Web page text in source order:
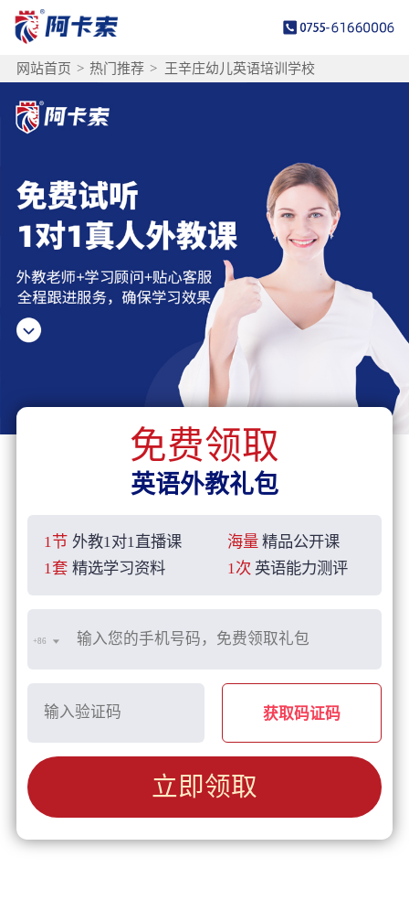
网站首页 > 热门推荐 > 王辛庄幼儿英语培训学校
免费领取
英语外教礼包
1节 外教1对1直播课 海量 精品公开课
1套 精选学习资料 1次 英语能力测评
+86
获取码证码
立即领取